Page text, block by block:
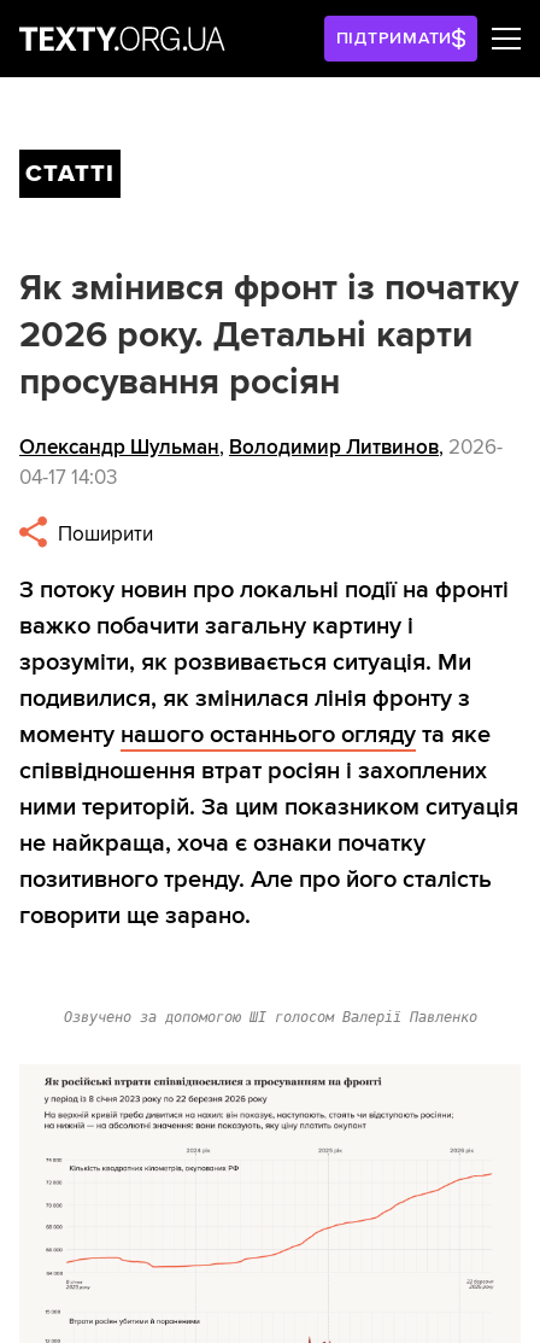
ПІДТРИМАТИ
СТАТТІ
Як змінився фронт із початку
2026 року. Детальні карти
просування росіян
Олександр Шульман, Володимир Литвинов, 2026-
04-17 14:03
Поширити
З потоку новин про локальні події на фронті
важко побачити загальну картину і
зрозуміти, як розвивається ситуація. Ми
подивилися, як змінилася лінія фронту з
моменту нашого останнього огляду та яке
співвідношення втрат росіян і захоплених
ними територій. За цим показником ситуація
не найкраща, хоча є ознаки початку
позитивного тренду. Але про його сталість
говорити ще зарано.
Озвучено за допомогою ШІ голосом Валерії Павленко